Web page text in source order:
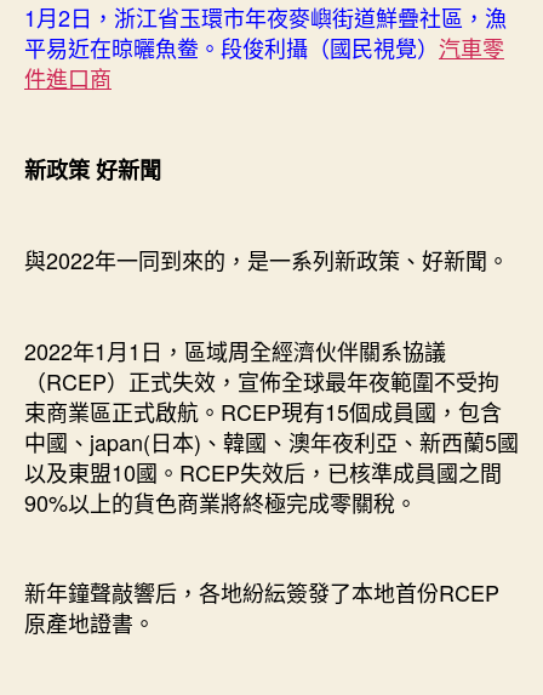
1月2日，浙江省玉環市年夜麥嶼街道鮮疊社區，漁
平易近在晾曬魚鲞。段俊利攝（國民視覺） 汽車零
件進口商
新政策 好新聞
與2022年一同到來的，是一系列新政策、好新聞。
2022年1月1日，區域周全經濟伙伴關系協議
（RCEP）正式失效，宣佈全球最年夜範圍不受拘
束商業區正式啟航。RCEP現有15個成員國，包含
中國、japan(日本)、韓國、澳年夜利亞、新西蘭5國
以及東盟10國。RCEP失效后，已核準成員國之間
90%以上的貨色商業將終極完成零關稅。
新年鐘聲敲響后，各地紛紜簽發了本地首份RCEP
原產地證書。